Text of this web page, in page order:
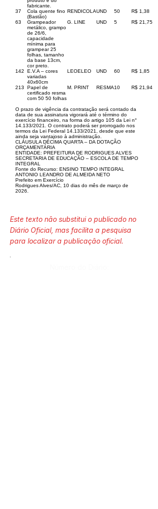
fabricante.
37
Cola quente fino
(Bastão)
RENDICOLAUND 50
R$ 1,38
63
Grampeador
metálico, grampo
de 26/6,
capacidade
mínima para
grampear 25
folhas, tamanho
da base 13cm,
cor preto.
G. LINE UND 5 R$ 21,75
142
E.V.A – cores
variadas
40x60cm
LEOELEO UND 60 R$ 1,85
213
Papel de
certificado resma
com 50 50 folhas
M. PRINT RESMA10 R$ 21,94
O prazo de vigência da contratação será contado da
data de sua assinatura vigorará até o término do
exercício financeiro, na forma do artigo 105 da Lei n°
14.133/2021. O contrato poderá ser prorrogado nos
termos da Lei Federal 14.133/2021, desde que este
ainda seja vantajoso à administração.
CLÁUSULA DÉCIMA QUARTA – DA DOTAÇÃO
ORÇAMENTÁRIA
ENTIDADE: PREFEITURA DE RODRIGUES ALVES
SECRETARIA DE EDUCAÇÃO – ESCOLA DE TEMPO
INTEGRAL
Fonte do Recurso: ENSINO TEMPO INTEGRAL
ANTONIO LEANDRO DE ALMEIDA NETO
Prefeito em Exercício
Rodrigues Alves/AC, 10 dias do mês de março de
2026.
Este texto não substitui o publicado no
Diário Oficial, mas facilita a pesquisa
para localizar a publicação oficial.